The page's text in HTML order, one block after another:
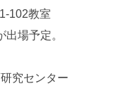
102教室
場予定。
究センター